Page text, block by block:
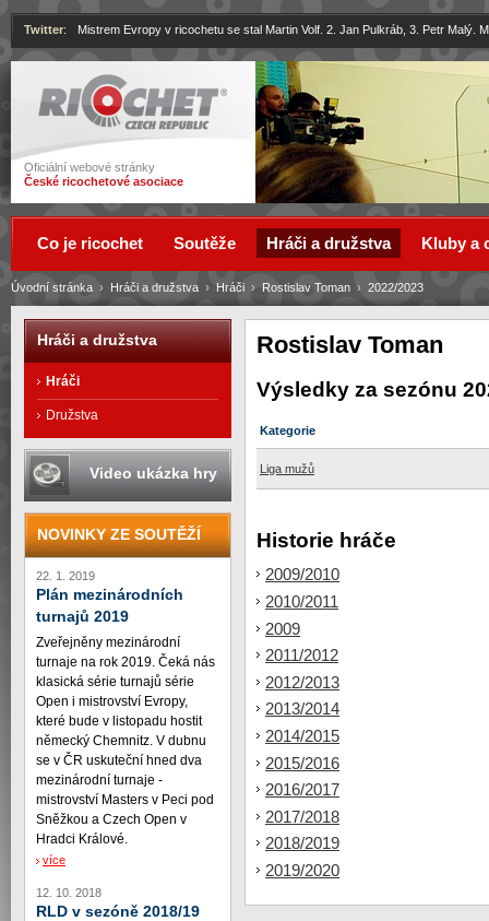
Ricochet
Oficiální webové stránky
České ricochetové asociace
Twitter: Mistrem Evropy v ricochetu se stal Martin Volf. 2. Jan Pulkráb, 3. Petr Malý.
Rostislav Toman
Výsledky za sezónu
Kategorie
Liga mužů
Historie hráče
2009/2010
2010/2011
2009
2011/2012
2012/2013
2013/2014
2014/2015
2015/2016
2016/2017
2017/2018
2018/2019
2019/2020
Úvodní stránka › Hráči a družstva › Hráči › Rostislav Toman › 2022/2023
Co je ricochet Soutěže Hráči a družstva Kluby a
Hráči a družstva
Hráči
Družstva
Video ukázka hry
NOVINKY ZE SOUTĚŽÍ
22. 1. 2019
Plán mezinárodních
turnajů 2019
Zveřejněny mezinárodní
turnaje na rok 2019. Čeká nás
klasická série turnajů série
Open i mistrovství Evropy,
které bude v listopadu hostit
německý Chemnitz. V dubnu
se v ČR uskuteční hned dva
mezinárodní turnaje -
mistrovství Masters v Peci pod
Sněžkou a Czech Open v
Hradci Králové.
více
12. 10. 2018
RLD v sezóně 2018/19